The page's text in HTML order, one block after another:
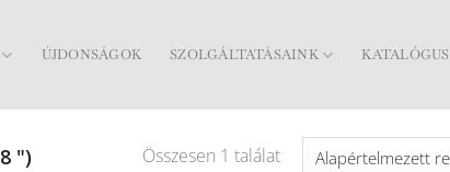
ÚJDONSÁGOK SZOLGÁLTATÁSAINK KATALÓGUS
") Összesen 1 találat